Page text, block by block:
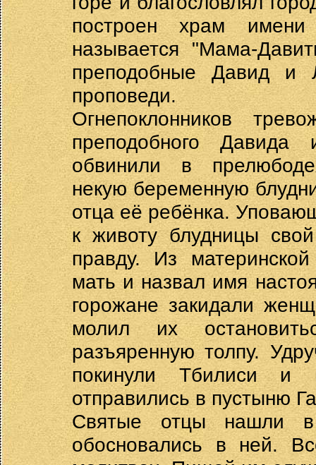
построен храм
называется "Мама-
преподобные Давид и
проповеди.
Огнепоклонников
преподобного
обвинили в
некую беременную
отца её ребёнка.
к животу блудницы
правду. Из
мать и назвал имя
горожане закидали
молил их
разъяренную толпу.
покинули Тбилиси
отправились в пустыню
Святые отцы нашли
обосновались в ней.